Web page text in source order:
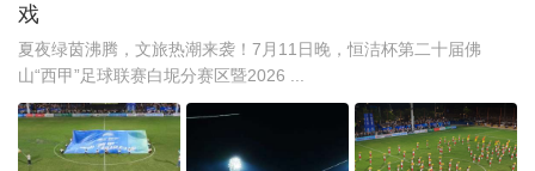
戏
夏夜绿茵沸腾，文旅热潮来袭！7月11日晚，恒洁杯第二十届佛
山“西甲”足球联赛白坭分赛区暨2026 ...